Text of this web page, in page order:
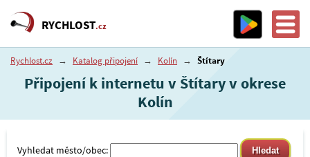
RYCHLOST.cz
Rychlost.cz → Katalog připojení → Kolín → Štítary
Připojení k internetu v Štítary v okrese
Kolín
Vyhledat město/obec: